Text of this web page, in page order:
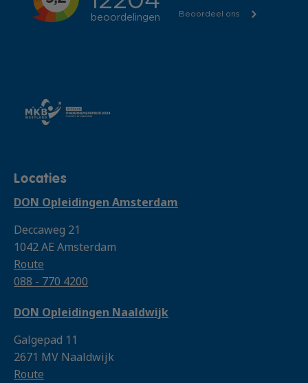
Locaties
DON Opleidingen Amsterdam
Deccaweg 21
1042 AE Amsterdam
Route
088 - 770 4200
DON Opleidingen Naaldwijk
Galgepad 11
2671 MV Naaldwijk
Route